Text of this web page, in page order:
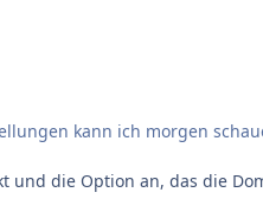
kann ich morgen
die Option an, das die